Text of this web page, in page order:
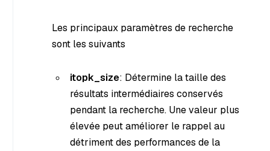
Les principaux paramètres de recherche
sont les suivants
itopk_size: Détermine la taille des
résultats intermédiaires conservés
pendant la recherche. Une valeur plus
élevée peut améliorer le rappel au
détriment des performances de la